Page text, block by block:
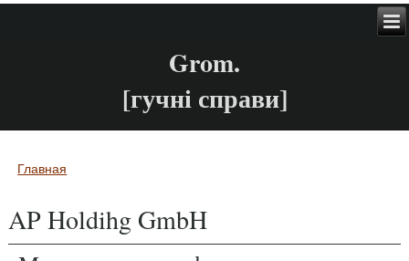
Grom.
[гучні справи]
Вы здесь
Главная
AP Holdihg GmbH